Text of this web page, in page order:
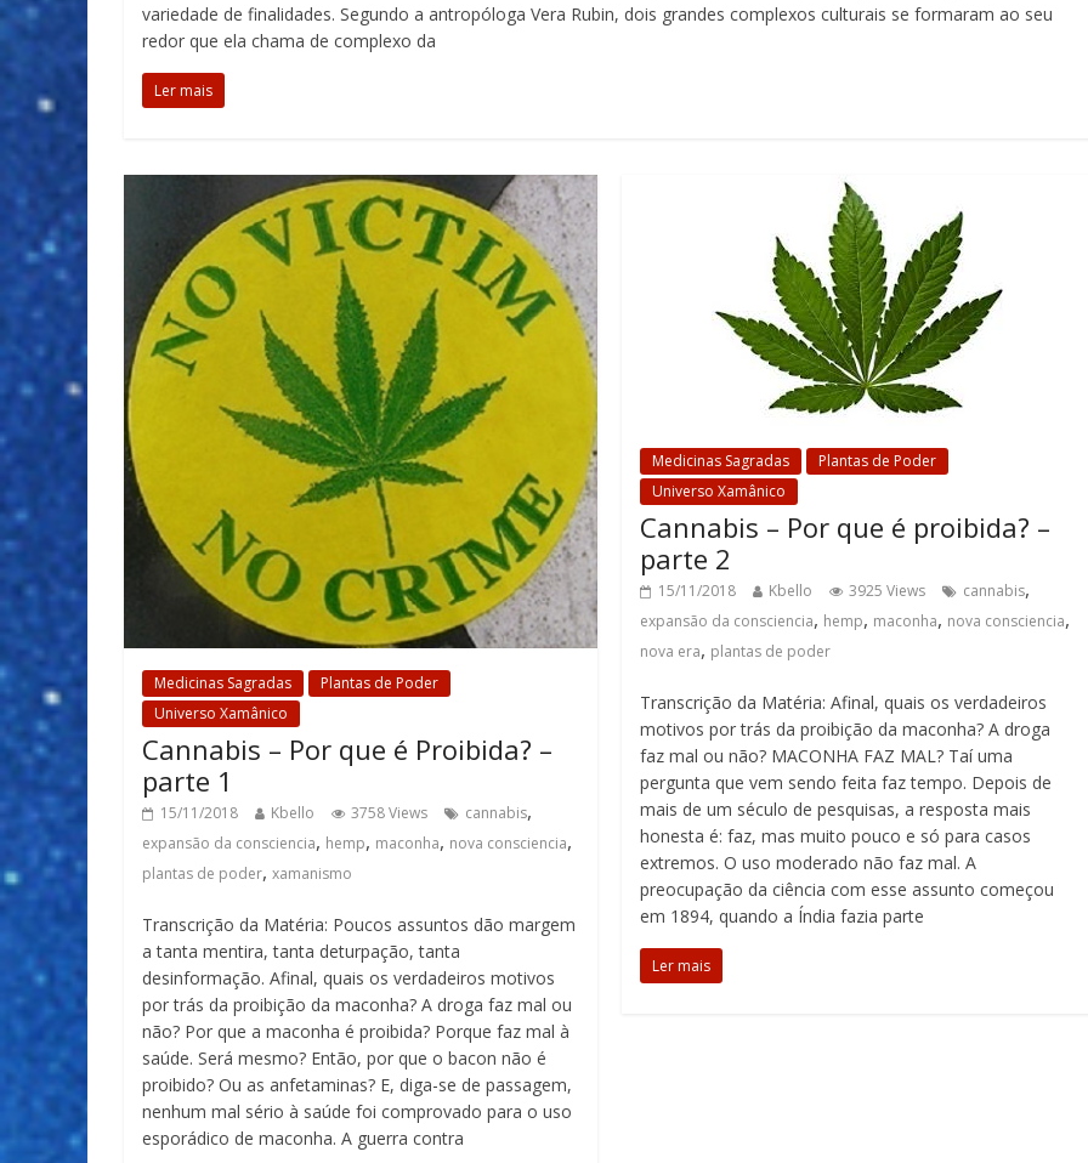
variedade de finalidades. Segundo a antropóloga Vera Rubin, dois grandes complexos culturais se formaram ao seu
redor que ela chama de complexo da
Ler mais
Medicinas Sagradas
Plantas de Poder
Universo Xamânico
Cannabis – Por que é Proibida? –
parte 1
15/11/2018 Kbello 3758 Views cannabis,
expansão da consciencia, hemp, maconha, nova consciencia,
plantas de poder, xamanismo
Transcrição da Matéria: Poucos assuntos dão margem
a tanta mentira, tanta deturpação, tanta
desinformação. Afinal, quais os verdadeiros motivos
por trás da proibição da maconha? A droga faz mal ou
não? Por que a maconha é proibida? Porque faz mal à
saúde. Será mesmo? Então, por que o bacon não é
proibido? Ou as anfetaminas? E, diga-se de passagem,
nenhum mal sério à saúde foi comprovado para o uso
esporádico de maconha. A guerra contra
Medicinas Sagradas
Plantas de Poder
Universo Xamânico
Cannabis – Por que é proibida? –
parte 2
15/11/2018 Kbello 3925 Views cannabis,
expansão da consciencia, hemp, maconha, nova consciencia,
nova era, plantas de poder
Transcrição da Matéria: Afinal, quais os verdadeiros
motivos por trás da proibição da maconha? A droga
faz mal ou não? MACONHA FAZ MAL? Taí uma
pergunta que vem sendo feita faz tempo. Depois de
mais de um século de pesquisas, a resposta mais
honesta é: faz, mas muito pouco e só para casos
extremos. O uso moderado não faz mal. A
preocupação da ciência com esse assunto começou
em 1894, quando a Índia fazia parte
Ler mais